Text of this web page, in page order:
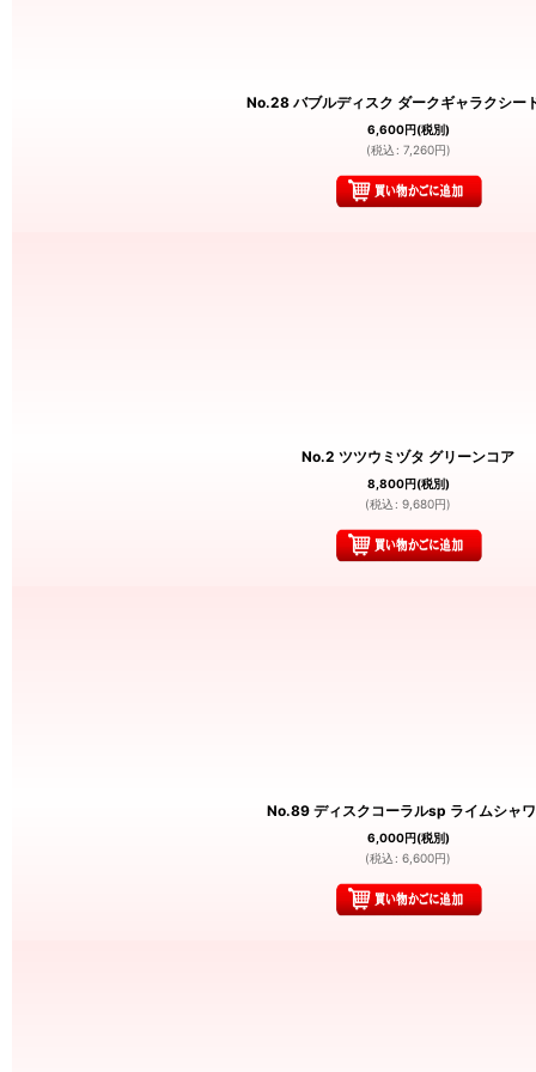
No.28 バブルディスク ダークギャラクシー
6,600円(税別)
(税込 : 7,260円)
No.2 ツツウミヅタ グリーンコア
8,800円(税別)
(税込 : 9,680円)
No.89 ディスクコーラルsp ライムシャ
6,000円(税別)
(税込 : 6,600円)